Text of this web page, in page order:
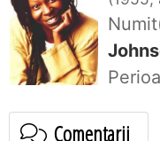
Comentarii